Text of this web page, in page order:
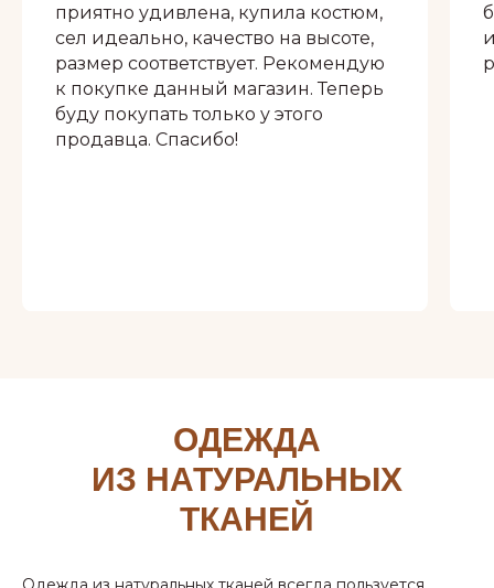
приятно удивлена, купила костюм,
сел идеально, качество на высоте,
размер соответствует. Рекомендую
к покупке данный магазин. Теперь
буду покупать только у этого
продавца. Спасибо!
ОДЕЖДА
ИЗ НАТУРАЛЬНЫХ
ТКАНЕЙ